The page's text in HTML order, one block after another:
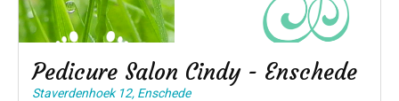
Pedicure Salon Cindy - Enschede
Staverdenhoek 12, Enschede